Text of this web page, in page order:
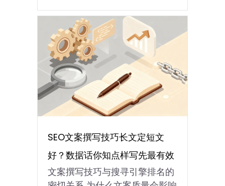
SEO文案撰写技巧长文定短文
好？数据话你知点样写先最有效
文案撰写技巧与搜寻引擎排名的